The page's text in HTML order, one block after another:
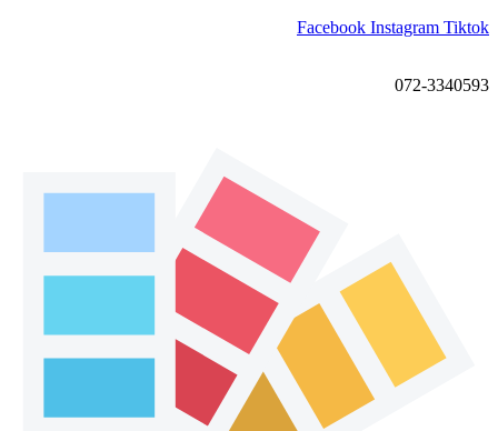
Facebook Instagram Tiktok
072-3340593